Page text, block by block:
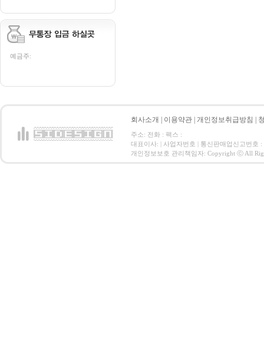
예금주:
회사소개 이용약관 개인정보취급방침
주소: 전화 : 팩스 :
대표이사: | 사업자번호 | 통신판매업신고번호 :
개인정보보호 관리책임자: Copyright ⓒ All